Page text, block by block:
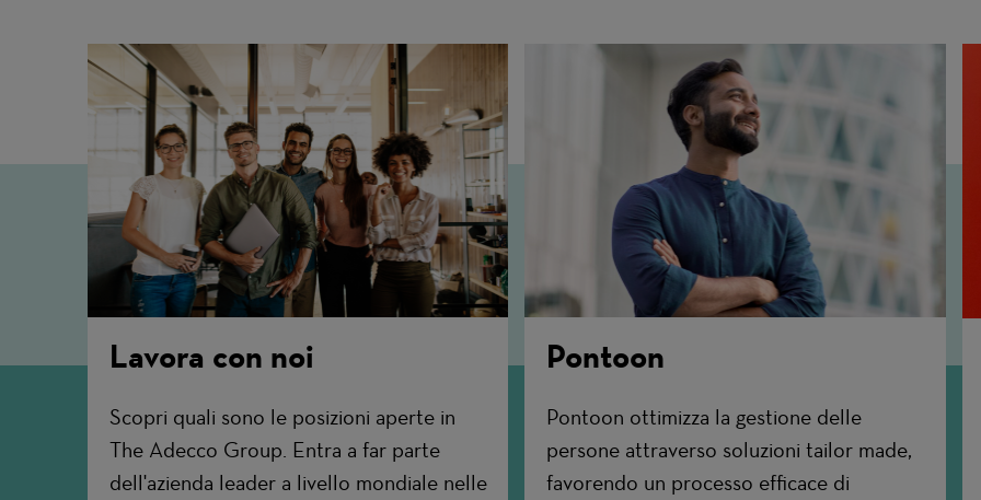
Lavora con noi
Scopri quali sono le posizioni aperte in
The Adecco Group. Entra a far parte
dell'azienda leader a livello mondiale nelle
Pontoon
Pontoon ottimizza la gestione delle
persone attraverso soluzioni tailor made,
favorendo un processo efficace di